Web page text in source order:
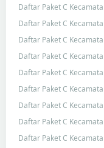
Daftar Paket C
Daftar Paket C
Daftar Paket C
Daftar Paket C
Daftar Paket C
Daftar Paket C
Daftar Paket C
Daftar Paket C
Daftar Paket C